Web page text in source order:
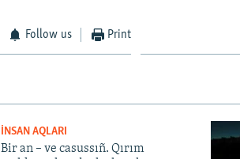
Follow us Print
İNSAN AQLARI
Bir an – ve casussıñ. Qırım